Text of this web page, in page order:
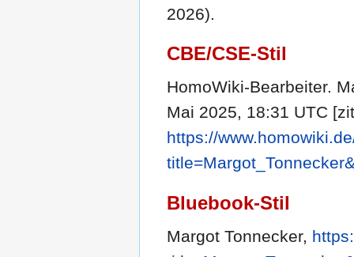
2026).
CBE/CSE-Stil
HomoWiki-Bearbeiter.
Mai 2025, 18:31 UTC
https://
Bluebook-Stil
Margot Tonnecker,